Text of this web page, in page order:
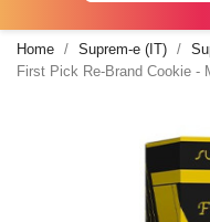
Home Suprem-e (IT)
First Pick Re-Brand Cookie -